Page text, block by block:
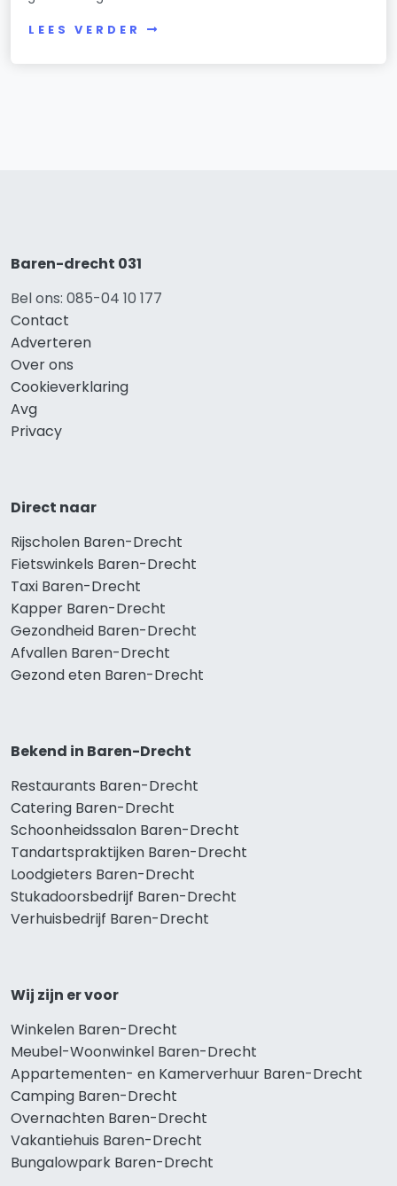
LEES VERDER
Baren-drecht 031
Bel ons: 085-04 10 177
Contact
Adverteren
Over ons
Cookieverklaring
Avg
Privacy
Direct naar
Rijscholen Baren-Drecht
Fietswinkels Baren-Drecht
Taxi Baren-Drecht
Kapper Baren-Drecht
Gezondheid Baren-Drecht
Afvallen Baren-Drecht
Gezond eten Baren-Drecht
Bekend in Baren-Drecht
Restaurants Baren-Drecht
Catering Baren-Drecht
Schoonheidssalon Baren-Drecht
Tandartspraktijken Baren-Drecht
Loodgieters Baren-Drecht
Stukadoorsbedrijf Baren-Drecht
Verhuisbedrijf Baren-Drecht
Wij zijn er voor
Winkelen Baren-Drecht
Meubel-Woonwinkel Baren-Drecht
Appartementen- en Kamerverhuur Baren-Drecht
Camping Baren-Drecht
Overnachten Baren-Drecht
Vakantiehuis Baren-Drecht
Bungalowpark Baren-Drecht